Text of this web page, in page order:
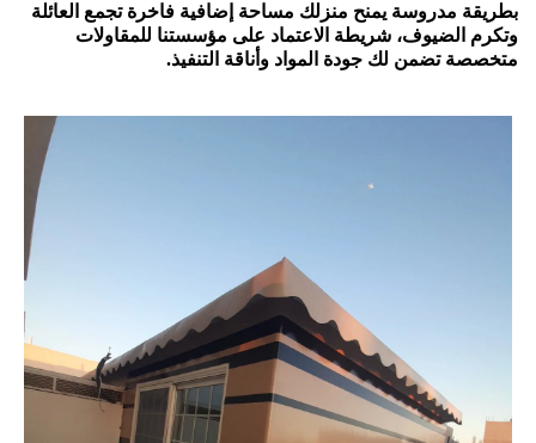
بطريقة مدروسة يمنح منزلك مساحة إضافية فاخرة تجمع العائلة
وتكرم الضيوف، شريطة الاعتماد على مؤسستنا للمقاولات
متخصصة تضمن لك جودة المواد وأناقة التنفيذ.